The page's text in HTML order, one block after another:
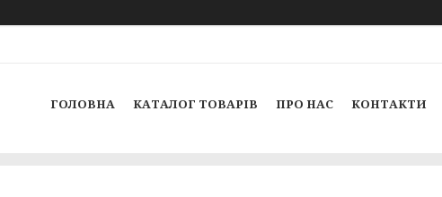
ГОЛОВНА КАТАЛОГ ТОВАРІВ ПРО НАС КОНТАКТИ